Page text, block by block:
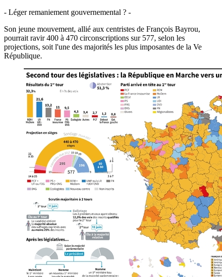
- Léger remaniement gouvernemental ? -
Son jeune mouvement, allié aux centristes de François Bayrou,
pourrait ravir 400 à 470 circonscriptions sur 577, selon les
projections, soit l'une des majorités les plus imposantes de la Ve
République.